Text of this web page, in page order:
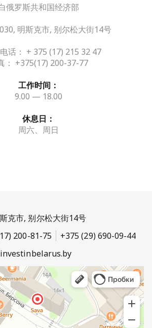
俄罗斯共和国经济部
明斯克市, 别尔松大街14号
话： + 375 (17) 215 32 47
： +375(17) 200-37-77
工作时间：
9.00 — 18.00
休息日：
周六、周日
克市, 别尔松大街14号
200-81-75
+375 (29) 690-09-44